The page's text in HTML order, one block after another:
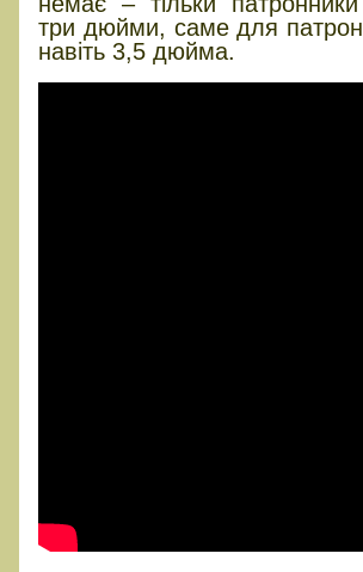
три дюйми, саме для
навіть 3,5 дюйма.